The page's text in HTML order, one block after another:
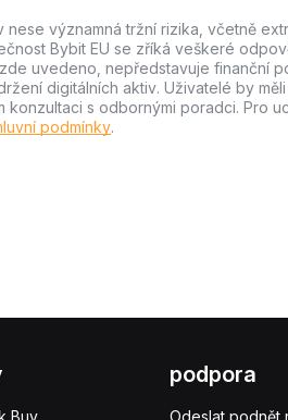
významná tržní rizika, včetně
Bybit EU se zříká veškeré
uvedeno, nepředstavuje finanční
digitálních aktiv. Uživatelé by
konzultaci s odbornými poradci. Pro
podmínky.
Buy
podpora
Odeslat podnět